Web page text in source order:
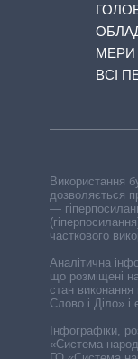
МЕРИ
ВСІ
Використання
дозволяється
—
часткового
Аналітична
що розміщені
стан виконання
Слово і Діло»
Інфографіки,
«Система